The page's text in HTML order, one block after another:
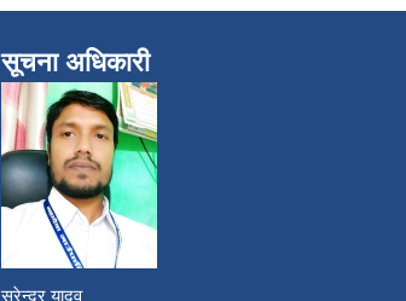
सूचना अधिकारी
सुरेन्द्र यादव